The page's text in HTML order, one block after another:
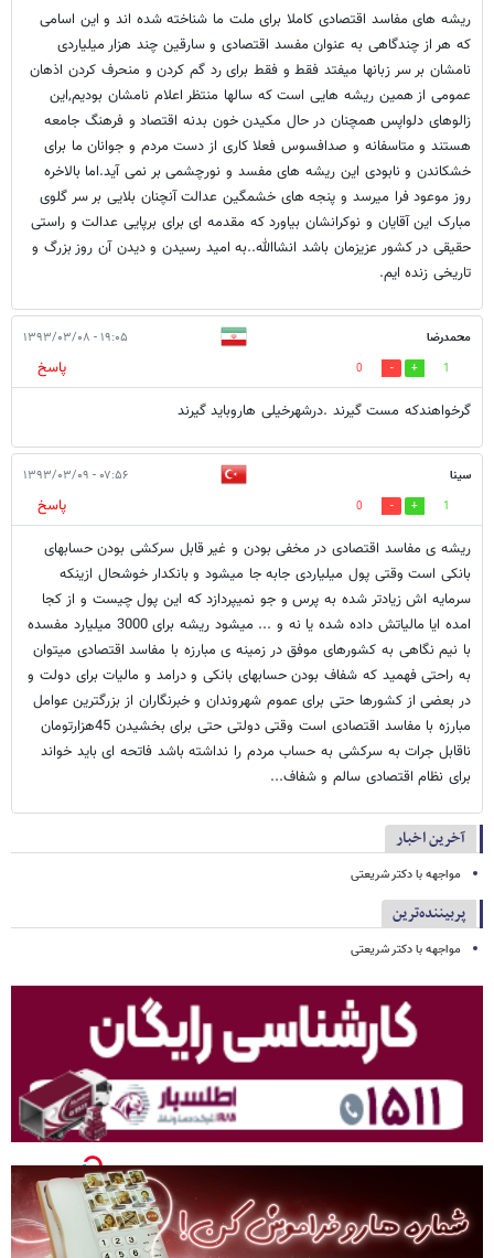
ریشه های مفاسد اقتصادی کاملا برای ملت ما شناخته شده اند و این اسامی
که هر از چندگاهی به عنوان مفسد اقتصادی و سارقین چند هزار میلیاردی
نامشان بر سر زبانها میفتد فقط و فقط برای رد گم کردن و منحرف کردن اذهان
عمومی از همین ریشه هایی است که سالها منتظر اعلام نامشان بودیم,این
زالوهای دلواپس همچنان در حال مکیدن خون بدنه اقتصاد و فرهنگ جامعه
هستند و متاسفانه و صدافسوس فعلا کاری از دست مردم و جوانان ما برای
خشکاندن و نابودی این ریشه های مفسد و نورچشمی بر نمی آید.اما بالاخره
روز موعود فرا میرسد و پنجه های خشمگین عدالت آنچنان بلایی بر سر گلوی
مبارک این آقایان و نوکرانشان بیاورد که مقدمه ای برای برپایی عدالت و راستی
حقیقی در کشور عزیزمان باشد انشاالله..به امید رسیدن و دیدن آن روز بزرگ و
تاریخی زنده ایم.
محمدرضا ۱۹:۰۵ - ۱۳۹۳/۰۳/۰۸
1
0
پاسخ
گرخواهندکه مست گیرند .درشهرخیلی هاروباید گیرند
سینا ۰۷:۵۶ - ۱۳۹۳/۰۳/۰۹
1
0
پاسخ
ریشه ی مفاسد اقتصادی در مخفی بودن و غیر قابل سرکشی بودن حسابهای
بانکی است وقتی پول میلیاردی جابه جا میشود و بانکدار خوشحال ازینکه
سرمایه اش زیادتر شده به پرس و جو نمیپردازد که این پول چیست و از کجا
امده ایا مالیاتش داده شده یا نه و ... میشود ریشه برای 3000 میلیارد مفسده
با نیم نگاهی به کشورهای موفق در زمینه ی مبارزه با مفاسد اقتصادی میتوان
به راحتی فهمید که شفاف بودن حسابهای بانکی و درامد و مالیات برای دولت و
در بعضی از کشورها حتی برای عموم شهروندان و خبرنگاران از بزرگترین عوامل
مبارزه با مفاسد اقتصادی است وقتی دولتی حتی برای بخشیدن 45هزارتومان
ناقابل جرات به سرکشی به حساب مردم را نداشته باشد فاتحه ای باید خواند
برای نظام اقتصادی سالم و شفاف...
آخرین اخبار
مواجهه با دکتر شریعتی
پربیننده‌ترین
مواجهه با دکتر شریعتی